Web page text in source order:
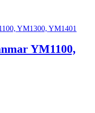
YM1100,